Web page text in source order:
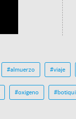
#almuerzo #viaje
#oxigeno